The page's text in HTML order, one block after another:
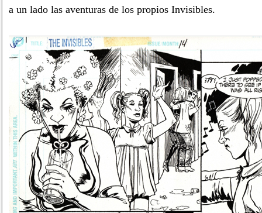
a un lado las aventuras de los propios Invisibles.